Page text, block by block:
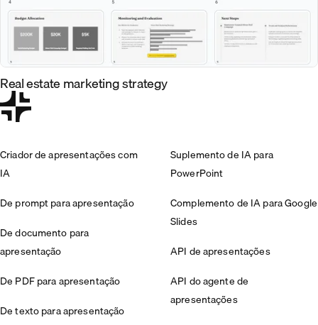
Real estate marketing strategy
Criador de apresentações com
IA
De prompt para apresentação
De documento para
apresentação
De PDF para apresentação
De texto para apresentação
Suplemento de IA para
PowerPoint
Complemento de IA para Google
Slides
API de apresentações
API do agente de
apresentações